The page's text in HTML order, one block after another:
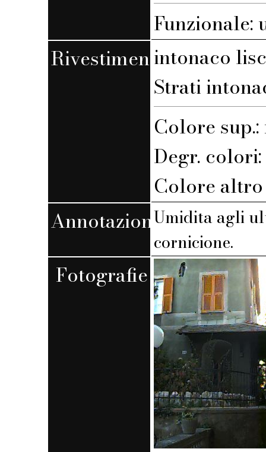
Funzionale:
Rivestimentointonaco
Strati
Colore
Degr.
Colore altro
AnnotazioniUmidita agli
cornicione.
Fotografie